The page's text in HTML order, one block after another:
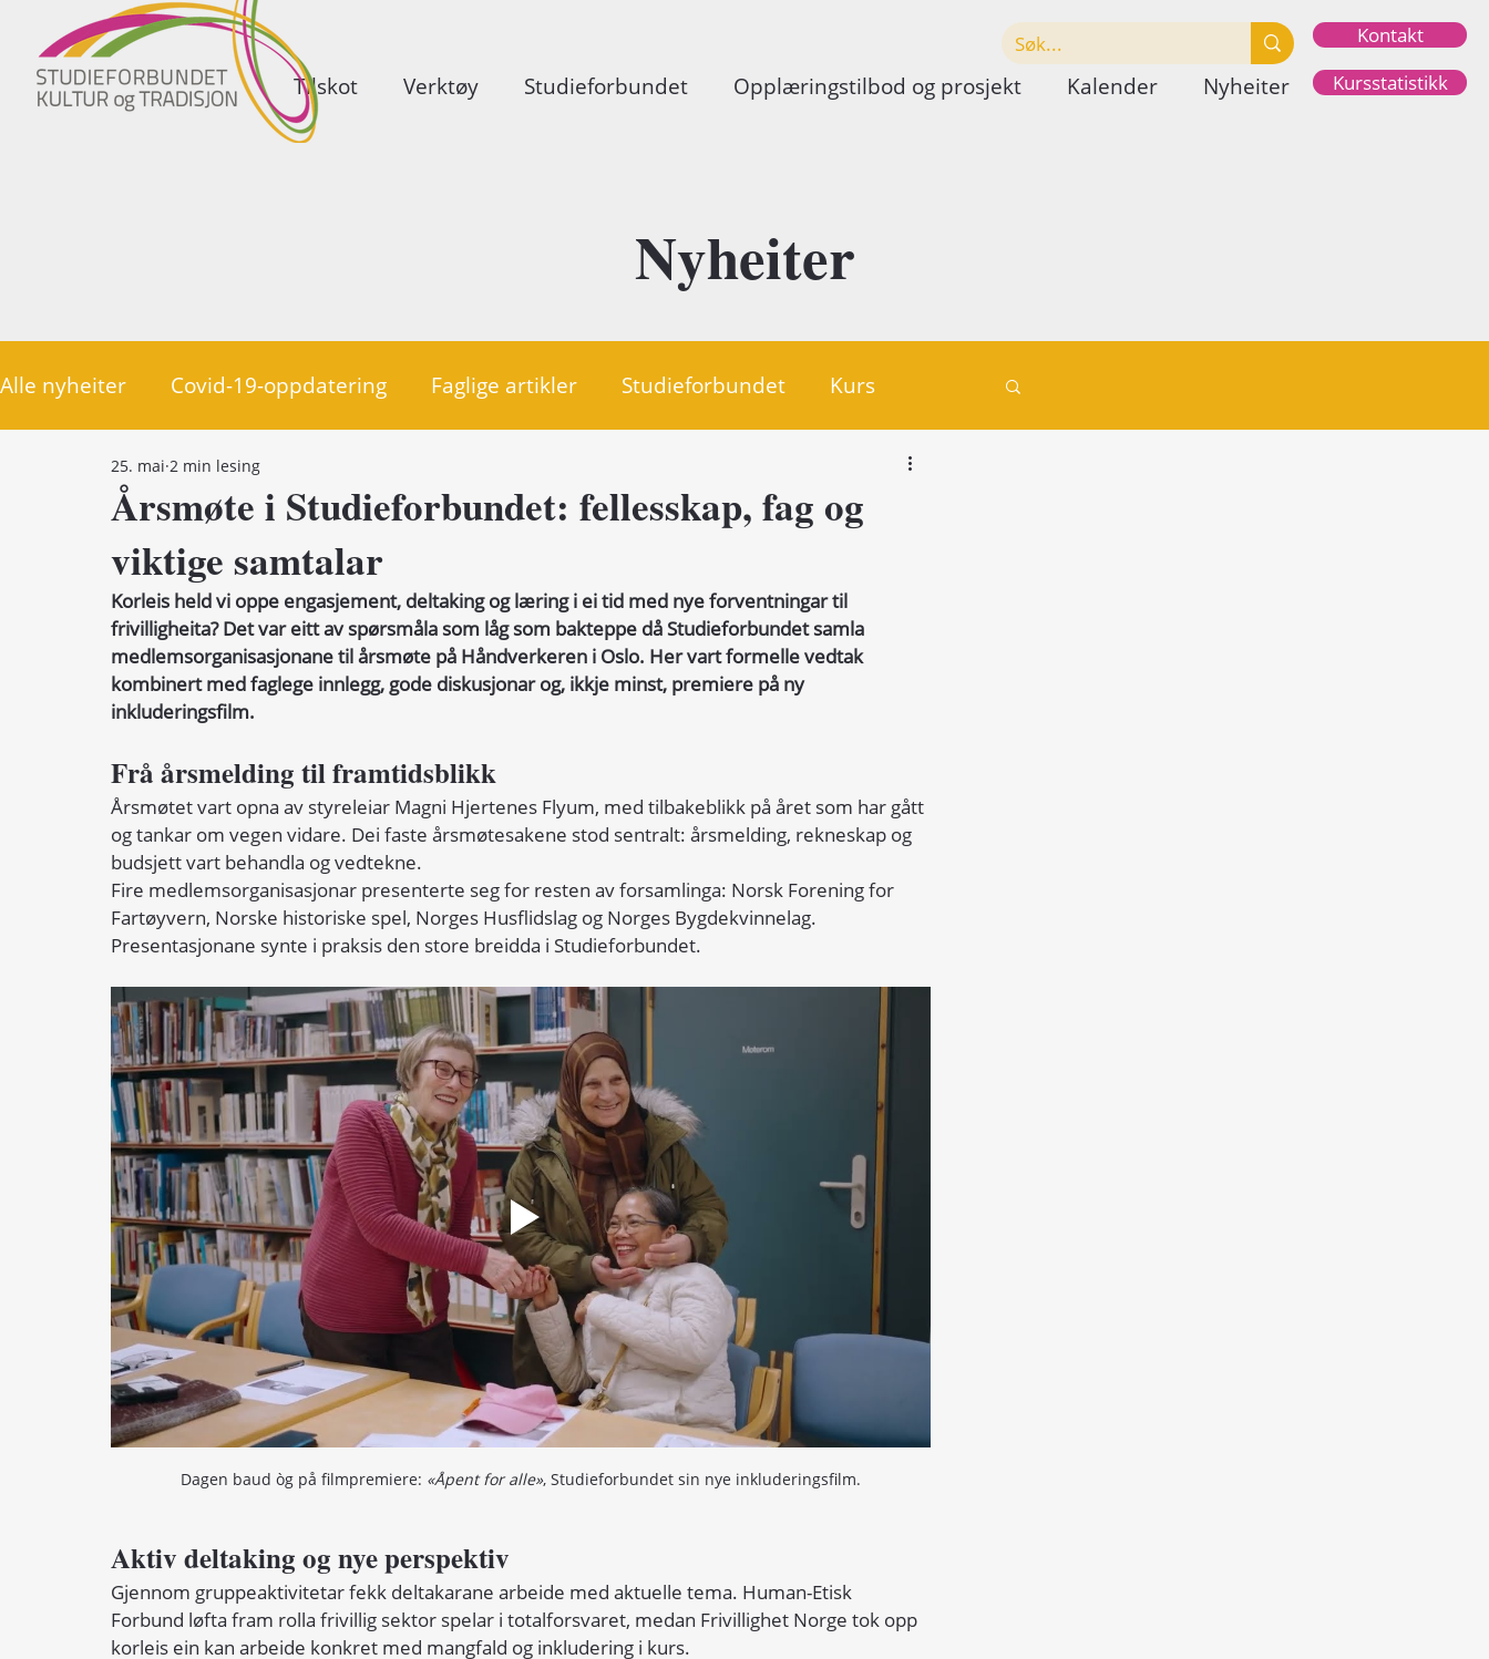
Kontakt
Kursstatistikk
Tilskot Verktøy Studieforbundet Opplæringstilbod og prosjekt Kalender Nyheiter
Nyheiter
Alle nyheiter Covid-19-oppdatering Faglige artikler Studieforbundet Kurs
Politikk Medlemsorganisasjonar
Årsmøte i Studieforbundet: fellesskap, fag og
viktige samtalar
25. mai 2 min lesing
Korleis held vi oppe engasjement, deltaking og læring i ei tid med nye forventningar til
frivilligheita? Det var eitt av spørsmåla som låg som bakteppe då Studieforbundet samla
medlemsorganisasjonane til årsmøte på Håndverkeren i Oslo. Her vart formelle vedtak
kombinert med faglege innlegg, gode diskusjonar og, ikkje minst, premiere på ny
inkluderingsfilm.
Frå årsmelding til framtidsblikk
Årsmøtet vart opna av styreleiar Magni Hjertenes Flyum, med tilbakeblikk på året som har gått
og tankar om vegen vidare. Dei faste årsmøtesakene stod sentralt: årsmelding, rekneskap og
budsjett vart behandla og vedtekne.
Fire medlemsorganisasjonar presenterte seg for resten av forsamlinga: Norsk Forening for
Fartøyvern, Norske historiske spel, Norges Husflidslag og Norges Bygdekvinnelag.
Presentasjonane synte i praksis den store breidda i Studieforbundet.
Dagen baud òg på filmpremiere: «Åpent for alle», Studieforbundet sin nye inkluderingsfilm.
Aktiv deltaking og nye perspektiv
Gjennom gruppeaktivitetar fekk deltakarane arbeide med aktuelle tema. Human-Etisk
Forbund løfta fram rolla frivillig sektor spelar i totalforsvaret, medan Frivillighet Norge tok opp
korleis ein kan arbeide konkret med mangfald og inkludering i kurs.